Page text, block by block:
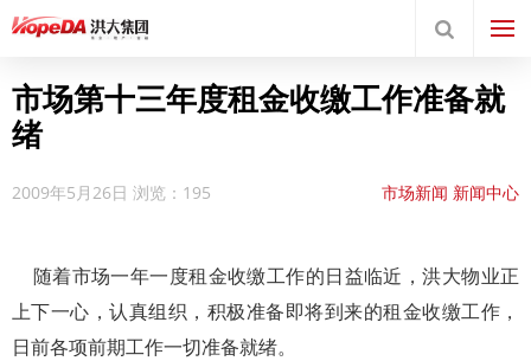
市场第十三年度租金收缴工作准备就
绪
2009年5月26日 浏览：195 市场新闻 新闻中心
随着市场一年一度租金收缴工作的日益临近，洪大物业正
上下一心，认真组织，积极准备即将到来的租金收缴工作，
日前各项前期工作一切准备就绪。